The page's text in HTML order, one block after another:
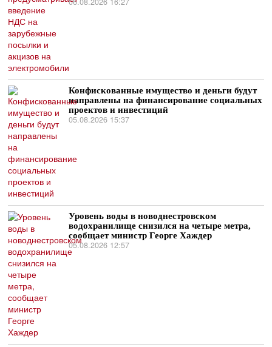
Конфискованные имущество и деньги будут
направлены на финансирование социальных
проектов и инвестиций
05.08.2026 15:37
Уровень воды в новоднестровском
водохранилище снизился на четыре метра,
сообщает министр Георге Хаждер
05.08.2026 12:57